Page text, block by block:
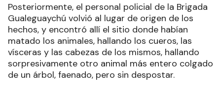
Posteriormente, el personal policial de la Brigada
Gualeguaychú volvió al lugar de origen de los
hechos, y encontró allí el sitio donde habían
matado los animales, hallando los cueros, las
vísceras y las cabezas de los mismos, hallando
sorpresivamente otro animal más entero colgado
de un árbol, faenado, pero sin despostar.